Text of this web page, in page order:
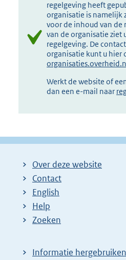
regelgeving heeft
organisatie is
voor de inhoud van de
van de organisatie ziet
regelgeving. De
organisatie kunt u hier
Werkt de website of
dan een e-mail naar
Over deze website
Contact
English
Help
Zoeken
Informatie hergebruiken